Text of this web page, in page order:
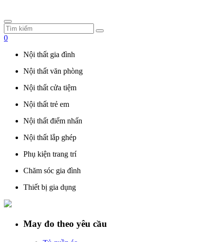
0
Nội thất gia đình
Nội thất văn phòng
Nội thất cửa tiệm
Nội thất trẻ em
Nội thất điểm nhấn
Nội thất lắp ghép
Phụ kiện trang trí
Chăm sóc gia đình
Thiết bị gia dụng
May đo theo yêu cầu